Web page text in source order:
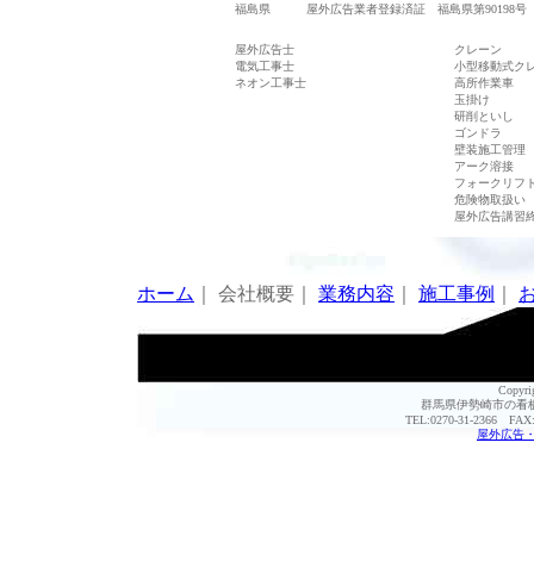
福島県 屋外広告業者登録済証 福島県第90198号
屋外広告士
電気工事士
ネオン工事士
クレーン
小型移動式ク
高所作業車
玉掛け
研削といし
ゴンドラ
壁装施工管理
アーク溶接
フォークリフ
危険物取扱い
屋外広告講習
ホーム ｜ 会社概要｜ 業務内容 施工事例
群馬県伊勢崎市の
TEL:0270-31-2366
屋外広告